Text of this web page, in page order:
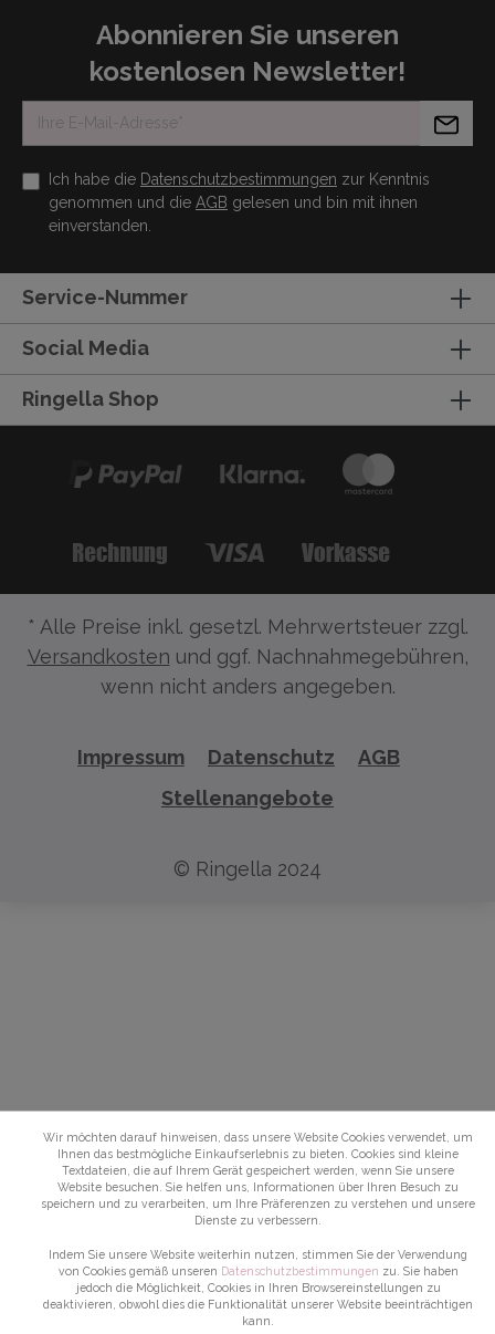
Abonnieren Sie unseren
kostenlosen Newsletter!
Ich habe die Datenschutzbestimmungen zur Kenntnis
genommen und die AGB gelesen und bin mit ihnen
einverstanden.
Service-Nummer
Social Media
Ringella Shop
* Alle Preise inkl. gesetzl. Mehrwertsteuer zzgl.
Versandkosten und ggf. Nachnahmegebühren,
wenn nicht anders angegeben.
Impressum Datenschutz
AGB
Stellenangebote
© Ringella 2024
Wir möchten darauf hinweisen, dass unsere Website Cookies verwendet, um
Ihnen das bestmögliche Einkaufserlebnis zu bieten. Cookies sind kleine
Textdateien, die auf Ihrem Gerät gespeichert werden, wenn Sie unsere
Website besuchen. Sie helfen uns, Informationen über Ihren Besuch zu
speichern und zu verarbeiten, um Ihre Präferenzen zu verstehen und unsere
Dienste zu verbessern.
Indem Sie unsere Website weiterhin nutzen, stimmen Sie der Verwendung
von Cookies gemäß unseren Datenschutzbestimmungen zu. Sie haben
jedoch die Möglichkeit, Cookies in Ihren Browsereinstellungen zu
deaktivieren, obwohl dies die Funktionalität unserer Website beeinträchtigen
kann.